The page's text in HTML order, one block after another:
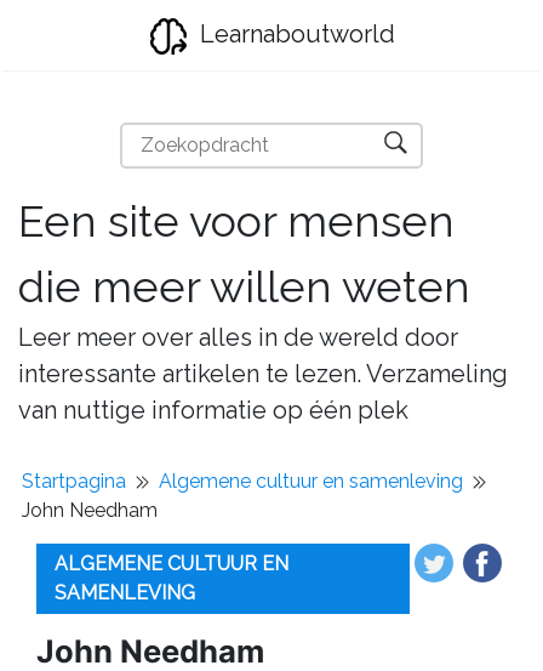
Learnaboutworld
Een site voor mensen
die meer willen weten
Leer meer over alles in de wereld door
interessante artikelen te lezen. Verzameling
van nuttige informatie op één plek
Startpagina
Algemene cultuur en samenleving
John Needham
ALGEMENE CULTUUR EN
SAMENLEVING
John Needham